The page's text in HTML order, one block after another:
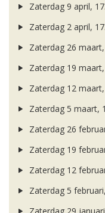
Zaterdag 9 april,
Zaterdag 2 april,
Zaterdag 26
Zaterdag 19
Zaterdag 12
Zaterdag 5 maart,
Zaterdag 26
Zaterdag 19
Zaterdag 12
Zaterdag 5